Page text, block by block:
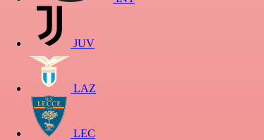
JUV
LAZ
LEC